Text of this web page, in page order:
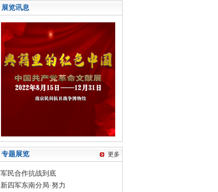
展览讯息
专题展览 更多
军民合作抗战到底
新四军东南分局·努力